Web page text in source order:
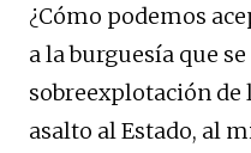
¿Cómo podemos
a la burguesía que
sobreexplotación de
asalto al Estado, al